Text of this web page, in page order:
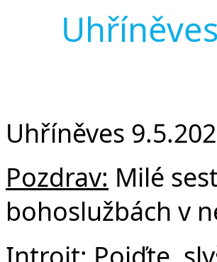
Uhříněves
Pozdrav: Milé
bohoslužbách v